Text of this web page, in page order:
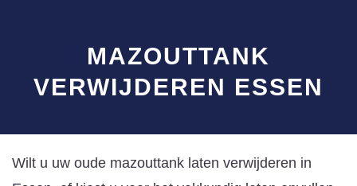
MAZOUTTANK
VERWIJDEREN ESSEN
Wilt u uw oude mazouttank laten verwijderen in